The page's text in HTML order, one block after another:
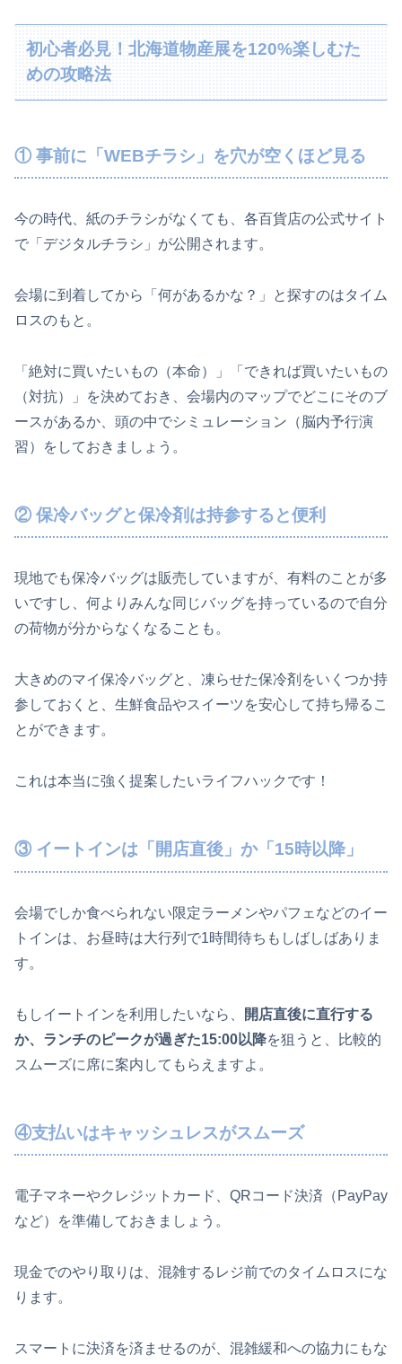
初心者必見！北海道物産展を120%楽しむた
めの攻略法
① 事前に「WEBチラシ」を穴が空くほど見る
今の時代、紙のチラシがなくても、各百貨店の公式サイト
で「デジタルチラシ」が公開されます。
会場に到着してから「何があるかな？」と探すのはタイム
ロスのもと。
「絶対に買いたいもの（本命）」「できれば買いたいもの
（対抗）」を決めておき、会場内のマップでどこにそのブ
ースがあるか、頭の中でシミュレーション（脳内予行演
習）をしておきましょう。
② 保冷バッグと保冷剤は持参すると便利
現地でも保冷バッグは販売していますが、有料のことが多
いですし、何よりみんな同じバッグを持っているので自分
の荷物が分からなくなることも。
大きめのマイ保冷バッグと、凍らせた保冷剤をいくつか持
参しておくと、生鮮食品やスイーツを安心して持ち帰るこ
とができます。
これは本当に強く提案したいライフハックです！
③ イートインは「開店直後」か「15時以降」
会場でしか食べられない限定ラーメンやパフェなどのイー
トインは、お昼時は大行列で1時間待ちもしばしばありま
す。
もしイートインを利用したいなら、
開店直後に直行する
か、ランチのピークが過ぎた15:00以降を狙うと、比較的
スムーズに席に案内してもらえますよ。
④支払いはキャッシュレスがスムーズ
電子マネーやクレジットカード、QRコード決済（PayPay
など）を準備しておきましょう。
現金でのやり取りは、混雑するレジ前でのタイムロスにな
ります。
スマートに決済を済ませるのが、混雑緩和への協力にもな